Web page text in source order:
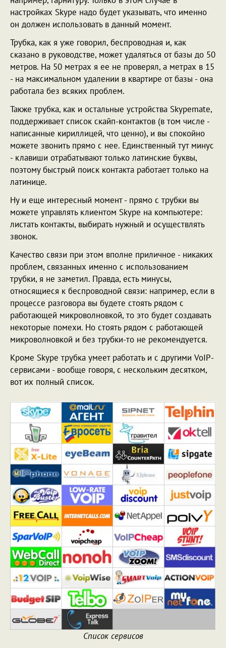
настройках Skype надо будет указывать, что именно
он должен использовать в данный момент.
Трубка, как я уже говорил, беспроводная и, как
сказано в руководстве, может удаляться от базы до 50
метров. На 50 метрах я ее не проверял, а метрах в 15
- на максимальном удалении в квартире от базы - она
работала без всяких проблем.
Также трубка, как и остальные устройства Skypemate,
поддерживает список скайп-контактов (в том числе -
написанные кириллицей, что ценно), и вы спокойно
можете звонить прямо с нее. Единственный тут минус
- клавиши отрабатывают только латинские буквы,
поэтому быстрый поиск контакта работает только на
латинице.
Ну и еще интересный момент - прямо с трубки вы
можете управлять клиентом Skype на компьютере:
листать контакты, выбирать нужный и осуществлять
звонок.
Качество связи при этом вполне приличное - никаких
проблем, связанных именно с использованием
трубки, я не заметил. Правда, есть минусы,
относящиеся к беспроводной связи: например, если в
процессе разговора вы будете стоять рядом с
работающей микроволновкой, то это будет создавать
некоторые помехи. Но стоять рядом с работающей
микроволновкой и без трубки-то не рекомендуется.
Кроме Skype трубка умеет работать и с другими VoIP-
сервисами - вообще говоря, с нескольким десятком,
вот их полный список.
Список сервисов